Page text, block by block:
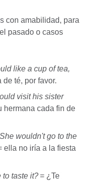
con amabilidad, para
pasado o casos
like a cup of tea,
té, por favor.
visit his sister
hermana cada fin de
She wouldn't go to the
ella no iría a la fiesta
to taste it?= ¿Te